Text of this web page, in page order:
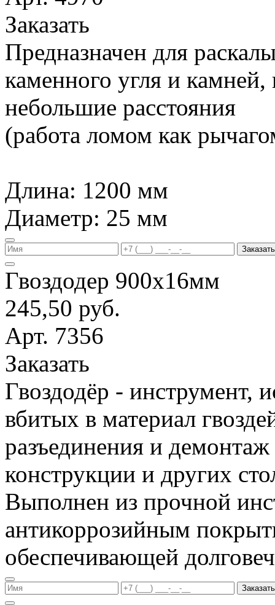
Заказать
Предназначен для
каменного угля и
небольшие расстояния
(работа ломом как
Длина: 1200 мм
Диаметр: 25 мм
Заказать
Гвоздодер 900х16мм
245,50 руб.
Арт. 7356
Заказать
Гвоздодёр - инструмент,
вбитых в материал
разъединения и
конструкции и других
Выполнен из прочной
антикоррозийным
обеспечивающей
Заказать